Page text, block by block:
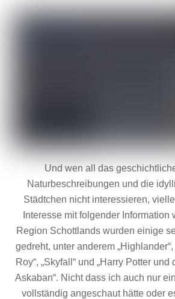
Und wen all das
Naturbeschreibungen und die
Städtchen nicht interessieren,
Interesse mit folgender Information
Region Schottlands wurden einige
gedreht, unter anderem „Highlander“,
Roy“, „Skyfall“ und „Harry Potter
Askaban“. Nicht dass ich auch nur
vollständig angeschaut hätte oder